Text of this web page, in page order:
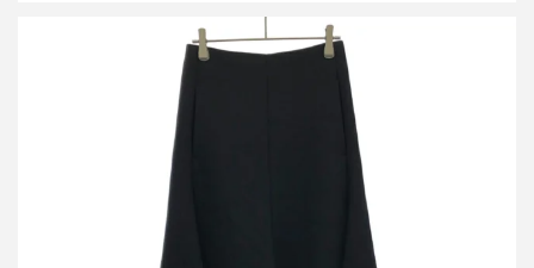
セリーヌ フィービーファイロ ウールロングスカート 2 2M02/3103